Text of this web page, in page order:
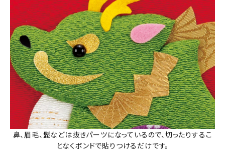
鼻、眉毛、髭などは抜きパーツになっているので、切ったりするこ
となくボンドで貼りつけるだけです。